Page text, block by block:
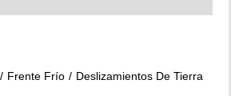
Frente Frío
Deslizamientos De Tierra